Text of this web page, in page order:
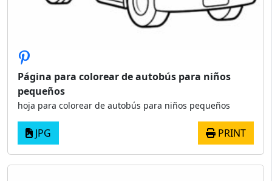
Página para colorear de autobús para niños
pequeños
hoja para colorear de autobús para niños pequeños
JPG PRINT